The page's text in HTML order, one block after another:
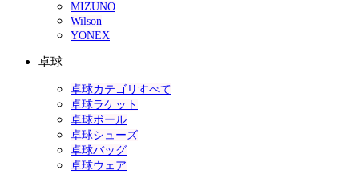
MIZUNO
Wilson
YONEX
卓球
卓球カテゴリすべて
卓球ラケット
卓球ボール
卓球シューズ
卓球バッグ
卓球ウェア